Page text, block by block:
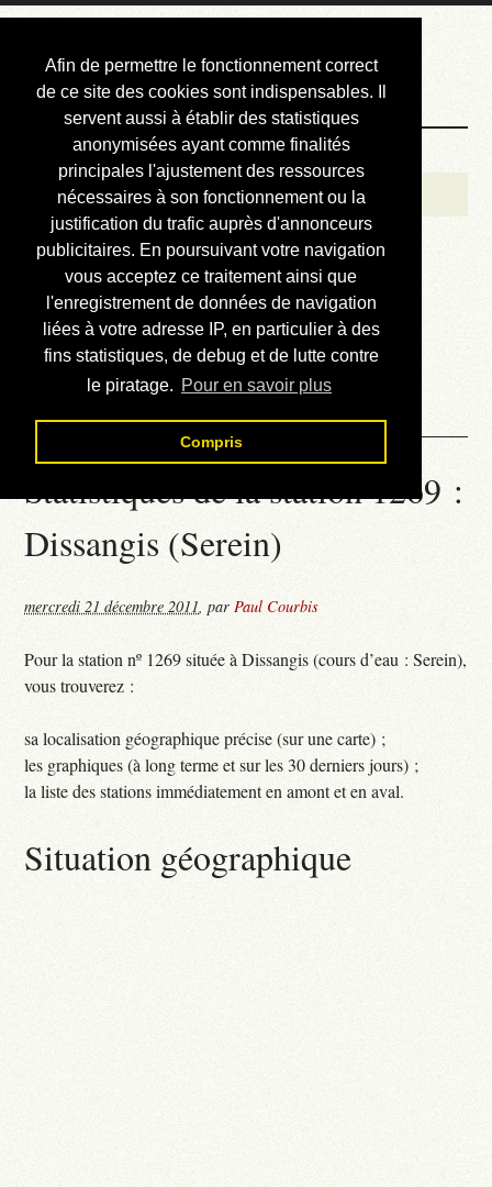
Afin de permettre le fonctionnement correct
de ce site des cookies sont indispensables. Il
servent aussi à établir des statistiques
anonymisées ayant comme finalités
principales l'ajustement des ressources
nécessaires à son fonctionnement ou la
justification du trafic auprès d'annonceurs
publicitaires. En poursuivant votre navigation
vous acceptez ce traitement ainsi que
l'enregistrement de données de navigation
liées à votre adresse IP, en particulier à des
fins statistiques, de debug et de lutte contre
le piratage. Pour en savoir plus
Compris
Courbis, « LE »
Blog Officiel
Bienvenue
Réalisations
Divers (et d’été)
Annonces
Liens externes
Téléchargement
Contact
Statistiques de la station 1269 :
Dissangis (Serein)
mercredi 21 décembre 2011,parPaul Courbis
Pour la station nº 1269 située à Dissangis (cours d’eau : Serein),
vous trouverez :
sa localisation géographique précise (sur une carte) ;
les graphiques (à long terme et sur les 30 derniers jours) ;
la liste des stations immédiatement en amont et en aval.
Situation géographique